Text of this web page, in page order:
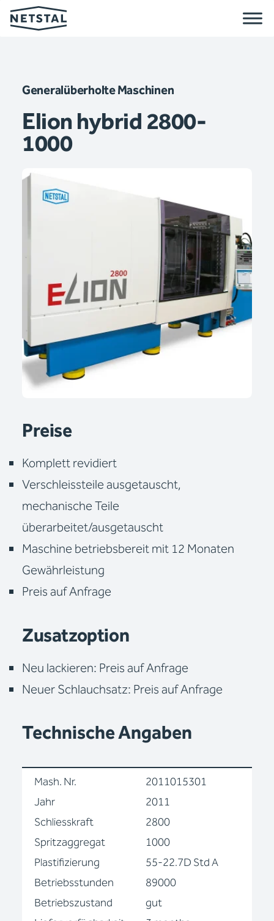
Generalüberholte Maschinen
Elion hybrid 2800-
1000
Preise
Komplett revidiert
Verschleissteile ausgetauscht,
mechanische Teile
überarbeitet/ausgetauscht
Maschine betriebsbereit mit 12 Monaten
Gewährleistung
Preis auf Anfrage
Zusatzoption
Neu lackieren: Preis auf Anfrage
Neuer Schlauchsatz: Preis auf Anfrage
Technische Angaben
Mash. Nr.
2011015301
Jahr
2011
Schliesskraft
2800
Spritzaggregat
1000
Plastifizierung
55-22.7D Std A
Betriebsstunden
89000
Betriebszustand
gut